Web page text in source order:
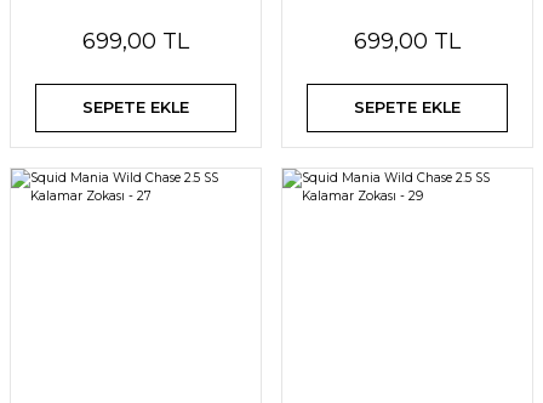
699,00 TL
SEPETE EKLE
699,00 TL
SEPETE EKLE